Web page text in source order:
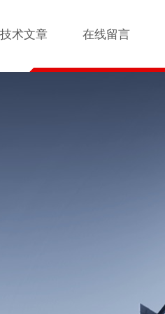
技术文章 在线留言